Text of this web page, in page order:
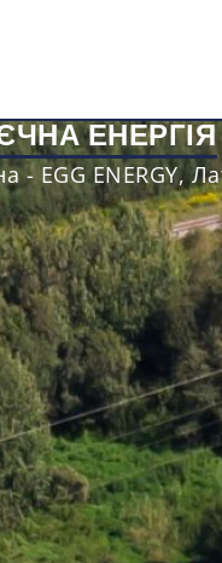
ЕНЕРГІЯ
- EGG ENERGY,